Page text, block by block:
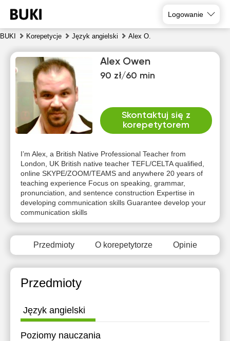
Logowanie
BUKI Korepetycje Język angielski Alex O.
Alex Owen
90 zł/60 min
Skontaktuj się z
korepetytorem
I’m Alex, a British Native Professional Teacher from
London, UK British native teacher TEFL/CELTA qualified,
online SKYPE/ZOOM/TEAMS and anywhere 20 years of
teaching experience Focus on speaking, grammar,
pronunciation, and sentence construction Expertise in
developing communication skills Guarantee develop your
communication skills
Przedmioty O korepetytorze Opinie
Przedmioty
Język angielski
Poziomy nauczania
9
10
11
12
13
Brak
dostępnych
terminów
Brak
dostępnych
terminów
Brak
dostępnych
terminów
Brak
dostępnych
terminów
Brak
dostępnych
terminów